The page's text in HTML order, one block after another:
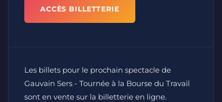
ACCÈS BILLETTERIE
Les billets pour le prochain spectacle de
Gauvain Sers - Tournée à la Bourse du Travail
sont en vente sur la billetterie en ligne.